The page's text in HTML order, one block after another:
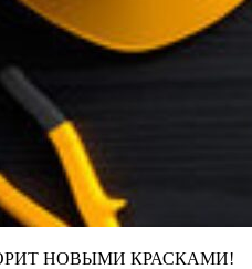
НОВЫМИ КРАСКАМИ!